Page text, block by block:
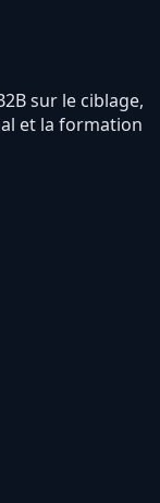
sur le ciblage,
et la formation